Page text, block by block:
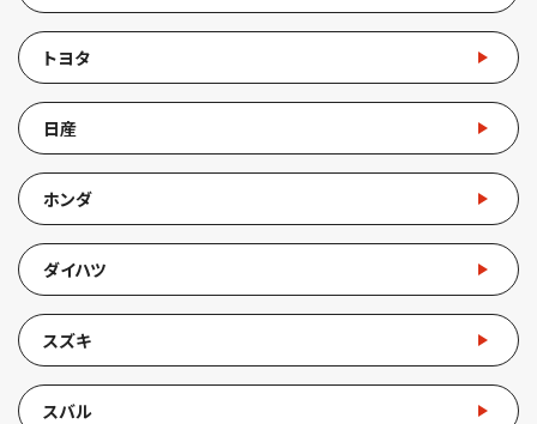
トヨタ
日産
ホンダ
ダイハツ
スズキ
スバル